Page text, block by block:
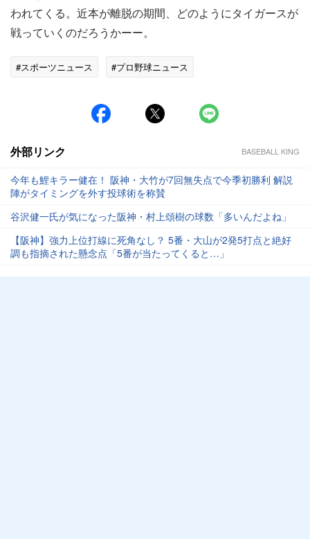
われてくる。近本が離脱の期間、どのようにタイガースが
戦っていくのだろうかーー。
#スポーツニュース #プロ野球ニュース
外部リンク BASEBALL KING
今年も鯉キラー健在！ 阪神・大竹が7回無失点で今季初勝利 解説
陣がタイミングを外す投球術を称賛
谷沢健一氏が気になった阪神・村上頌樹の球数「多いんだよね」
【阪神】強力上位打線に死角なし？ 5番・大山が2発5打点と絶好
調も指摘された懸念点「5番が当たってくると…」